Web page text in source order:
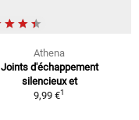
Athena
Joints d'échappement
silencieux et
9,99 €1